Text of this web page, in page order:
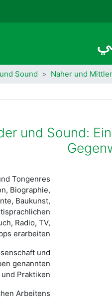
Naher und
Sound
und Sound:
Tongenres
Biographie,
Baukunst,
Radio, TV,
erarbeiten.
und
genannten
Praktiken.
Arbeitens